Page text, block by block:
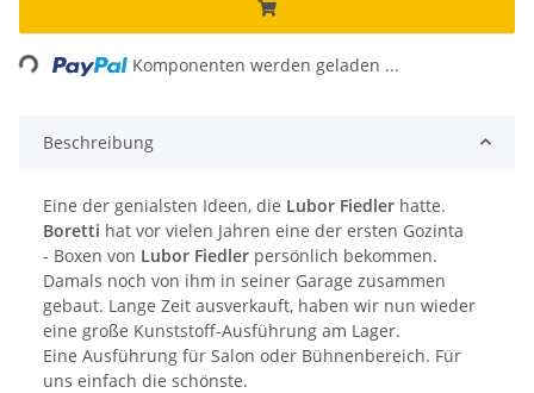
Loading... Komponenten werden geladen ...
Beschreibung
Eine der genialsten Ideen, die Lubor Fiedler hatte.
Boretti hat vor vielen Jahren eine der ersten Gozinta
- Boxen von Lubor Fiedler persönlich bekommen.
Damals noch von ihm in seiner Garage zusammen
gebaut. Lange Zeit ausverkauft, haben wir nun wieder
eine große Kunststoff-Ausführung am Lager.
Eine Ausführung für Salon oder Bühnenbereich. Für
uns einfach die schönste.